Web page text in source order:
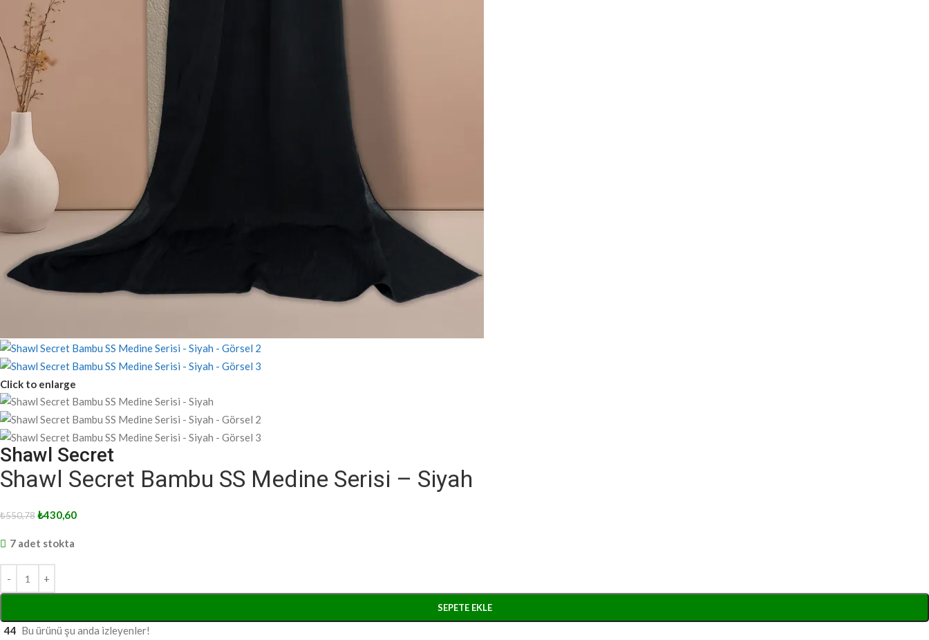
Click to enlarge
Shawl Secret
Shawl Secret Bambu SS Medine Serisi – Siyah
₺550,78₺430,60
7 adet stokta
SEPETE EKLE
44 Bu ürünü şu anda izleyenler!